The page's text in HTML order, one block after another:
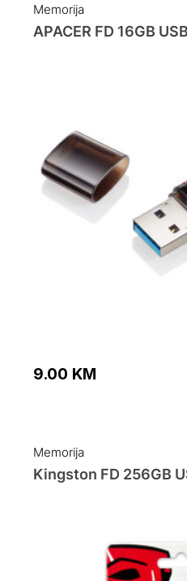
Memorija
APACER FD 16GB
9.00 KM
Memorija
Kingston FD 256GB